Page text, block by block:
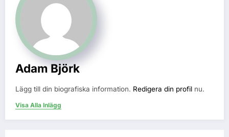
Adam Björk
Lägg till din biografiska information. Redigera din profil nu.
Visa Alla Inlägg